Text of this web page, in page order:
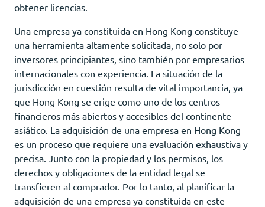
obtener licencias.
Una empresa ya constituida en Hong Kong constituye
una herramienta altamente solicitada, no solo por
inversores principiantes, sino también por empresarios
internacionales con experiencia. La situación de la
jurisdicción en cuestión resulta de vital importancia, ya
que Hong Kong se erige como uno de los centros
financieros más abiertos y accesibles del continente
asiático. La adquisición de una empresa en Hong Kong
es un proceso que requiere una evaluación exhaustiva y
precisa. Junto con la propiedad y los permisos, los
derechos y obligaciones de la entidad legal se
transfieren al comprador. Por lo tanto, al planificar la
adquisición de una empresa ya constituida en este